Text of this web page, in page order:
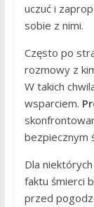
uczuć i
sobie z nimi.
Często po
rozmowy z
W takich
wsparciem.
bezpiecznym
Dla
faktu śmierci
przed